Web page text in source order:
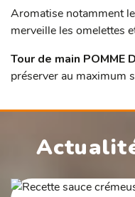
Aromatise notamment
merveille les omelettes
Tour de main POMME
préserver au maximum